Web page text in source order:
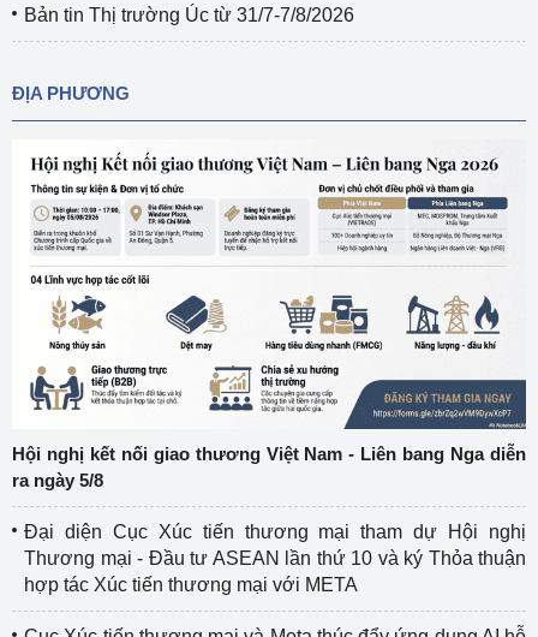
Bản tin Thị trường Úc từ 31/7-7/8/2026
ĐỊA PHƯƠNG
Hội nghị kết nối giao thương Việt Nam - Liên bang Nga diễn
ra ngày 5/8
Đại diện Cục Xúc tiến thương mại tham dự Hội nghị
Thương mại - Đầu tư ASEAN lần thứ 10 và ký Thỏa thuận
hợp tác Xúc tiến thương mại với META